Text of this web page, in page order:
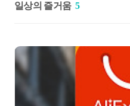
일상의 즐거움 5